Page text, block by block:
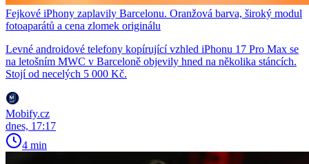
Fejkové iPhony zaplavily Barcelonu. Oranžová barva, široký modul
fotoaparátů a cena zlomek originálu
Levné androidové telefony kopírující vzhled iPhonu 17 Pro Max se
na letošním MWC v Barceloně objevily hned na několika stáncích.
Stojí od necelých 5 000 Kč.
Mobify.cz
dnes, 17:17
4 min